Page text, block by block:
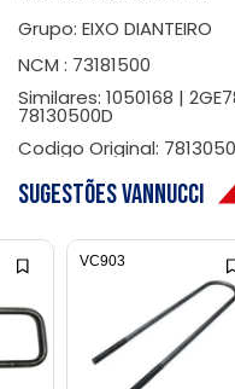
Grupo: EIXO DIANTEIRO
NCM : 73181500
Similares: 1050168 |
78130500D
Codigo Original:
Sugestões Vannucci
VC903